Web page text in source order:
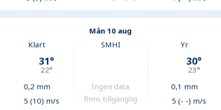
Mån 10 aug
Klart
31°
22°
0,2 mm
5 (10) m/s
SMHI
Ingen data
finns tillgänglig
Yr
30°
23°
0,1 mm
5 (- -) m/s